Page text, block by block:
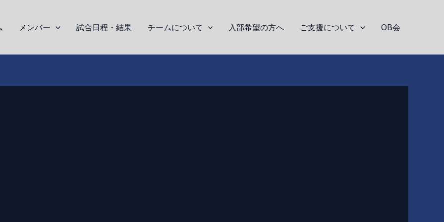
メンバー 試合日程・結果 チームについて 入部希望の方へ ご支援について OB会